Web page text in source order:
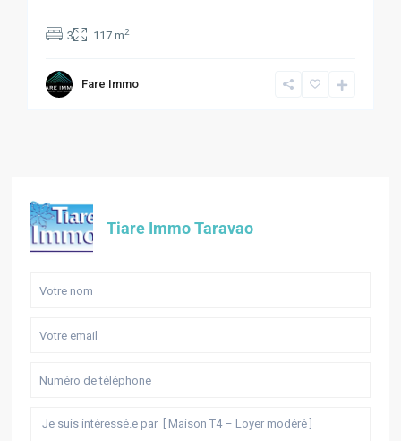
3 117 m2
Fare Immo
Tiare Immo Taravao